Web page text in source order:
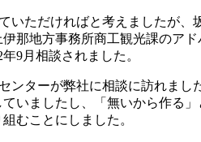
いただければと考えましたが、
那地方事務所商工観光課のア
9月相談されました。
ンターが弊社に相談に訪れまし
いましたし、「無いから作る
むことにしました。